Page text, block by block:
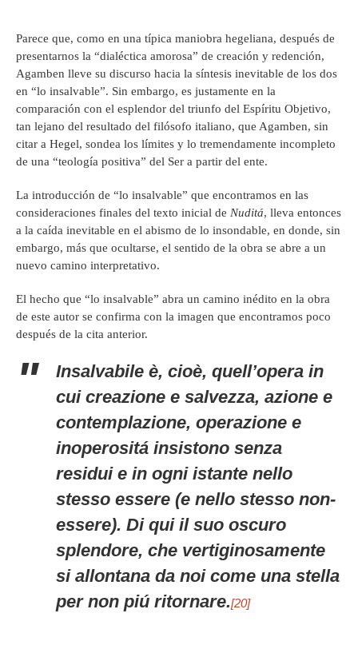
Parece que, como en una típica maniobra hegeliana, después de
presentarnos la “dialéctica amorosa” de creación y redención,
Agamben lleve su discurso hacia la síntesis inevitable de los dos
en “lo insalvable”. Sin embargo, es justamente en la
comparación con el esplendor del triunfo del Espíritu Objetivo,
tan lejano del resultado del filósofo italiano, que Agamben, sin
citar a Hegel, sondea los límites y lo tremendamente incompleto
de una “teología positiva” del Ser a partir del ente.
La introducción de “lo insalvable” que encontramos en las
consideraciones finales del texto inicial de Nuditá, lleva entonces
a la caída inevitable en el abismo de lo insondable, en donde, sin
embargo, más que ocultarse, el sentido de la obra se abre a un
nuevo camino interpretativo.
El hecho que “lo insalvable” abra un camino inédito en la obra
de este autor se confirma con la imagen que encontramos poco
después de la cita anterior.
Insalvabile è, cioè, quell’opera in
cui creazione e salvezza, azione e
contemplazione, operazione e
inoperositá insistono senza
residui e in ogni istante nello
stesso essere (e nello stesso non-
essere). Di qui il suo oscuro
splendore, che vertiginosamente
si allontana da noi come una stella
per non piú ritornare.[20]